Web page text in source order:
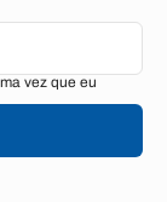
vez que eu